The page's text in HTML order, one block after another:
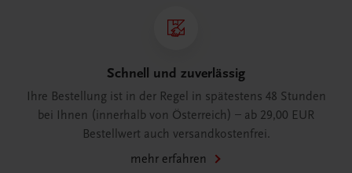
Schnell und zuverlässig
Ihre Bestellung ist in der Regel in spätestens 48 Stunden
bei Ihnen (innerhalb von Österreich) – ab 29,00 EUR
Bestellwert auch versandkostenfrei.
mehr erfahren